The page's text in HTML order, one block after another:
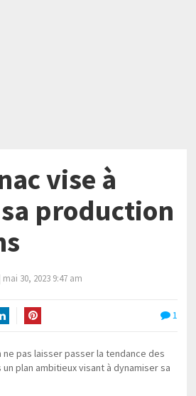
vise à
production
mai 30, 2023 9:47 am
1
ne pas laisser passer la tendance des
plan ambitieux visant à dynamiser sa